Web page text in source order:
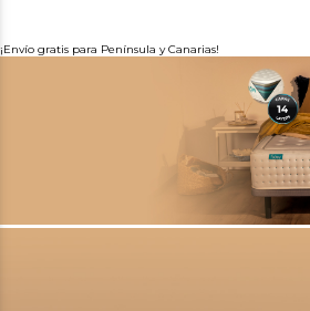
¡Envío gratis para Península y Canarias!